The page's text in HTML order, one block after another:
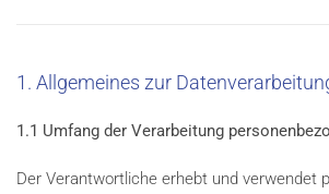
1. Allgemeines zur
1.1 Umfang der Verarbeitung
Der Verantwortliche erhebt und verwendet